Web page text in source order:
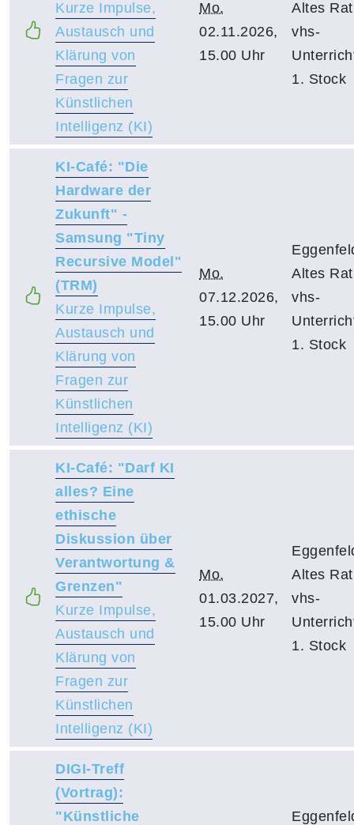
Kurze Impulse,
Austausch und
Klärung von
Fragen zur
Künstlichen
Intelligenz (KI)
Mo.
02.11.2026,
15.00 Uhr
Altes
vhs-
1. Stock
KI-Café: "Die
Hardware der
Zukunft" -
Samsung "Tiny
Recursive Model"
(TRM)
Kurze Impulse,
Austausch und
Klärung von
Fragen zur
Künstlichen
Intelligenz (KI)
Mo.
07.12.2026,
15.00 Uhr
Altes
vhs-
1. Stock
KI-Café: "Darf KI
alles? Eine
ethische
Diskussion über
Verantwortung &
Grenzen"
Kurze Impulse,
Austausch und
Klärung von
Fragen zur
Künstlichen
Intelligenz (KI)
Mo.
01.03.2027,
15.00 Uhr
Altes
vhs-
1. Stock
DIGI-Treff
(Vortrag):
"Künstliche